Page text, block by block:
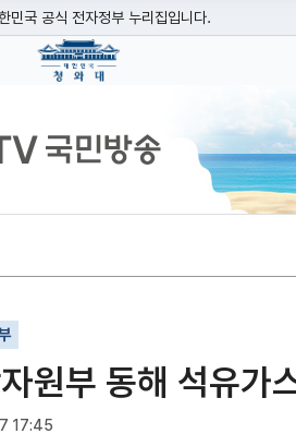
민국 공식 전자정부 누리집입니다.
확인하기
.kr등 다른 도메인 주소를 사용하고 있다면 아래
리집보기
원부 동해 석유
17:45